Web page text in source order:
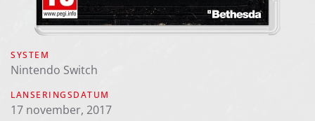
SYSTEM
Nintendo Switch
LANSERINGSDATUM
17 november, 2017